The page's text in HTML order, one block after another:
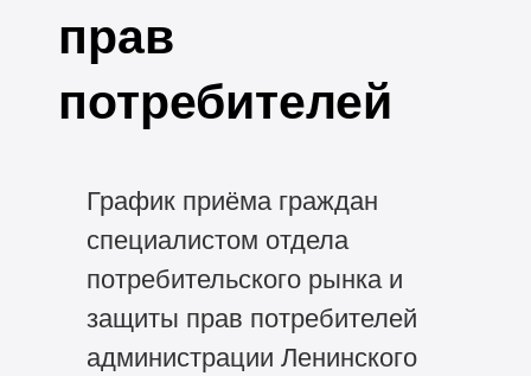
прав
потребителей
График приёма граждан
специалистом отдела
потребительского рынка и
защиты прав потребителей
администрации Ленинского